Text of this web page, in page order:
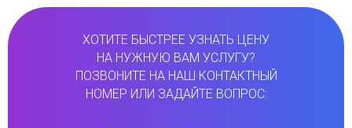
ХОТИТЕ БЫСТРЕЕ УЗНАТЬ ЦЕНУ
НА НУЖНУЮ ВАМ УСЛУГУ?
ПОЗВОНИТЕ НА НАШ КОНТАКТНЫЙ
НОМЕР ИЛИ ЗАДАЙТЕ ВОПРОС: